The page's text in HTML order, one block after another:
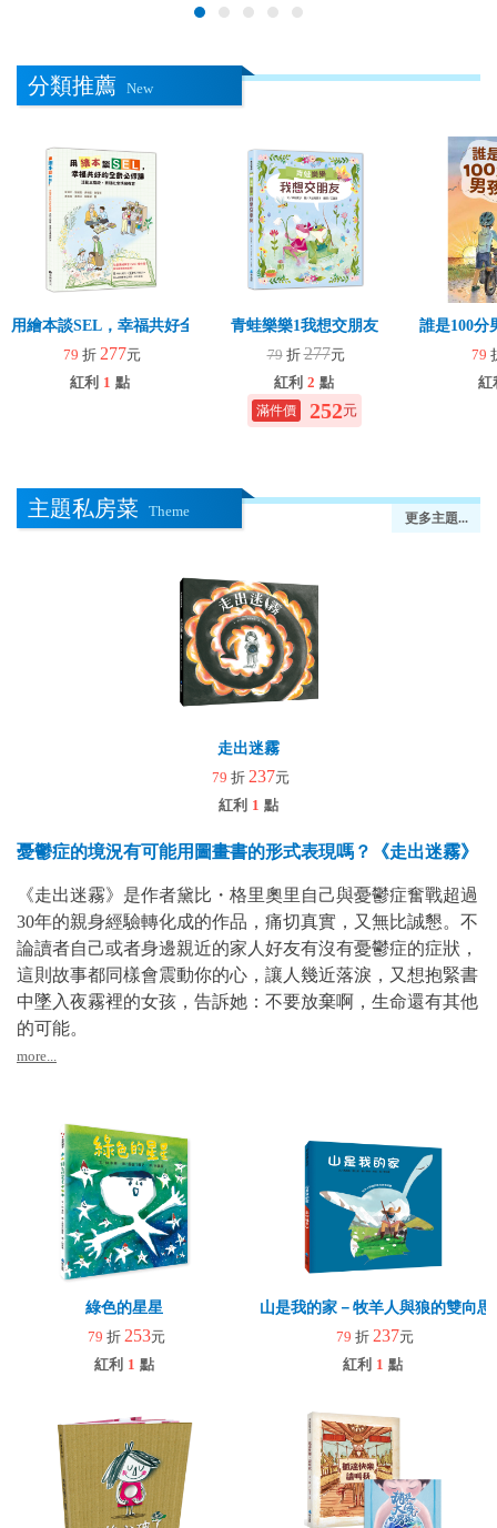
分類推薦 New
用繪本談SEL，幸福共好全齡必修課
79 折 277元
紅利 1 點
青蛙樂樂1我想交朋友
79 折277元
紅利 2 點
252元
誰是100
79
紅
主題私房菜 Theme 更多主題...
走出迷霧
79 折 237元
紅利 1 點
憂鬱症的境況有可能用圖畫書的形式表現嗎？《走出迷霧》
《走出迷霧》是作者黛比・格里奧里自己與憂鬱症奮戰超過
30年的親身經驗轉化成的作品，痛切真實，又無比誠懇。不
論讀者自己或者身邊親近的家人好友有沒有憂鬱症的症狀，
這則故事都同樣會震動你的心，讓人幾近落淚，又想抱緊書
中墜入夜霧裡的女孩，告訴她：不要放棄啊，生命還有其他
的可能。
more...
綠色的星星
79 折 253元
紅利 1 點
山是我的家－牧羊人與狼的雙向思
79 折 237元
紅利 1 點